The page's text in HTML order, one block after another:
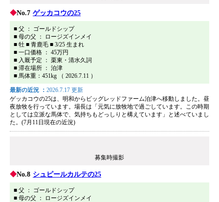
No.7 ゲッカコウの25
■ 父 ： ゴールドシップ
■ 母の父 ： ロージズインメイ
■ 牡 ■ 青鹿毛 ■ 3/25 生まれ
■ 一口価格 ： 45万円
■ 入厩予定 ： 栗東・清水久詞
■ 滞在場所 ： 泊津
■ 馬体重：451kg （ 2026.7.11 ）
最新の近況 ： 2026.7.17 更新
ゲッカコウの25は、明和からビッグレッドファーム泊津へ移動しました。昼
夜放牧を行っています。場長は「元気に放牧地で過ごしています。この時期
としては立派な馬体で、気持ちもどっしりと構えています」と述べていまし
た。(7月11日現在の近況)
募集時撮影
No.8 シュピールカルテの25
■ 父 ： ゴールドシップ
■ 母の父 ： ロージズインメイ